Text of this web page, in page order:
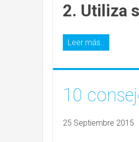
2. Utiliza
Leer más..
10
25 Septiembre 2015